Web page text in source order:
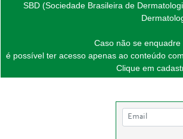
SBD (Sociedade Brasileira de
Caso não se
é possível ter acesso apenas ao conteúdo
Clique em